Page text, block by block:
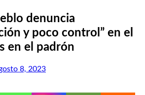
denuncia
y poco control” en el
en el padrón
8, 2023